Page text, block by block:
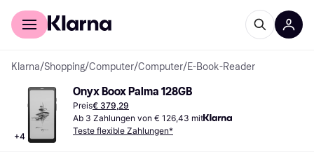
Für Shopper
Klarna/Shopping/Computer/Computer/E-Book-Reader
+4
Onyx Boox Palma 128GB
Preis€ 379,29
Ab 3 Zahlungen von € 126,43 mit
Teste flexible Zahlungen*